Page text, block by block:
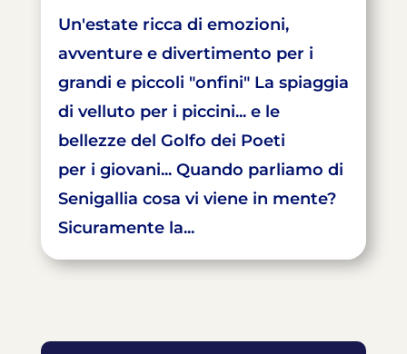
Un'estate ricca di emozioni,
avventure e divertimento per i
grandi e piccoli "onfini" La spiaggia
di velluto per i piccini... e le
bellezze del Golfo dei Poeti
per i giovani... Quando parliamo di
Senigallia cosa vi viene in mente?
Sicuramente la...